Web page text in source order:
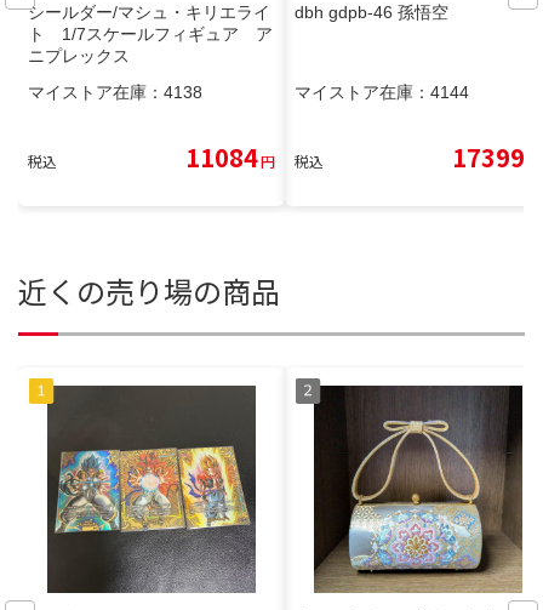
シールダー/マシュ・キリエライ
ト 1/7スケールフィギュア ア
ニプレックス
マイストア在庫： 4138
税込 11084円
dbh gdpb-46 孫悟空
マイストア在庫： 4144
税込 17399
近くの売り場の商品